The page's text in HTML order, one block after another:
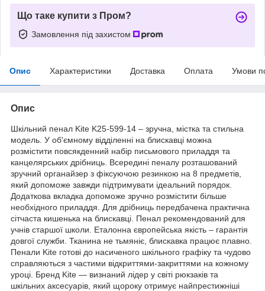
Що таке купити з Пром?
Замовлення під захистом
Опис Характеристики Доставка Оплата Умови
Опис
Шкільний пенал Kite K25-599-14 – зручна, містка та стильна
модель. У об'ємному відділенні на блискавці можна
розмістити повсякденний набір письмового приладдя та
канцелярських дрібниць. Всередині пеналу розташований
зручний органайзер з фіксуючою резинкою на 8 предметів,
який допоможе завжди підтримувати ідеальний порядок.
Додаткова вкладка допоможе зручно розмістити більше
необхідного приладдя. Для дрібниць передбачена практична
сітчаста кишенька на блискавці. Пенал рекомендований для
учнів старшої школи. Еталонна європейська якість – гарантія
довгої служби. Тканина не тьмяніє, блискавка працює плавно.
Пенали Kite готові до насиченого шкільного графіку та чудово
справляються з частими відкриттями-закриттями на кожному
уроці. Бренд Kite — визнаний лідер у світі рюкзаків та
шкільних аксесуарів, який щороку отримує найпрестижніші